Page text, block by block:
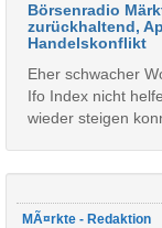
Börsenradio
zurückhaltend,
Handelskonflikt
Eher schwacher
Ifo Index nicht
wieder steigen
MÃ¤rkte - Redaktion